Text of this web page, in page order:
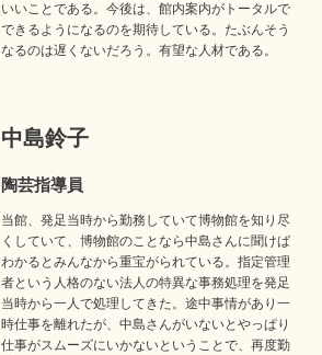
いいことである。今後は、館内案内がトータルで
できるようになるのを期待している。たぶんそう
なるのは遅くないだろう。有望な人材である。
中島鈴子
陶芸指導員
当館、発足当時から勤務していて博物館を知り尽
くしていて、博物館のことなら中島さんに聞けば
わかるとみんなから重宝がられている。指定管理
者という人格のない法人の特異な事務処理を発足
当時から一人で処理してきた。途中事情があり一
時仕事を離れたが、中島さんがいないとやっぱり
仕事がスムーズにいかないということで、再度勤